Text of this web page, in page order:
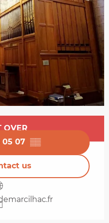
details
OVER
05 07 ▒▒
us